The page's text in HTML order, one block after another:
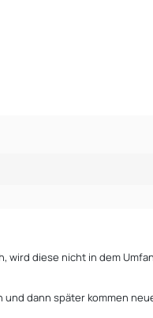
diese nicht in dem
dann später kommen